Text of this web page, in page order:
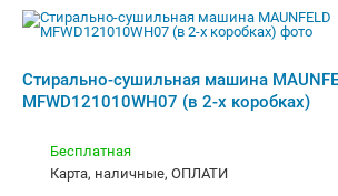
Стирально-сушильная машина
MFWD121010WH07 (в 2-х коробках)
Бесплатная
карта, наличные, ОПЛАТИ